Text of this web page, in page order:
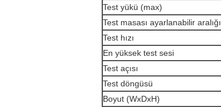
Test yükü (max)
Test masası ayarlanabilir aralığı
Test hızı
En yüksek test sesi
Test açısı
Test döngüsü
Boyut (WxDxH)